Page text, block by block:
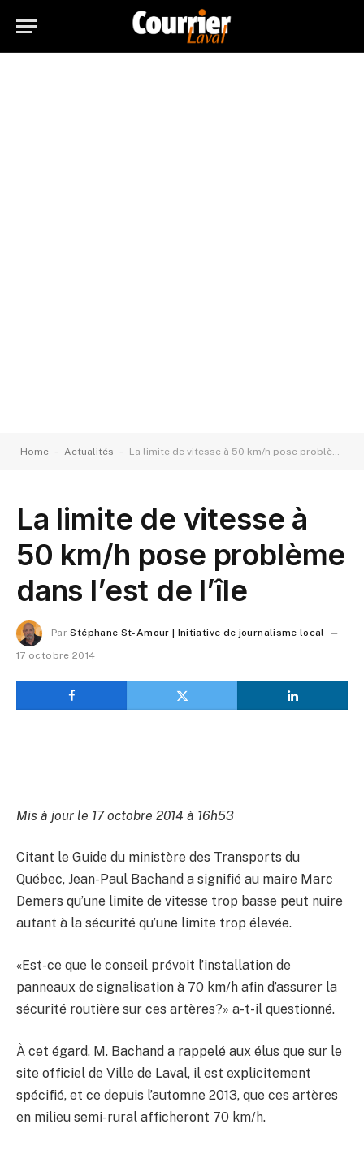
Home - Actualités - La limite de vitesse à 50 km/h pose problème dans l’est de l’île
La limite de vitesse à
50 km/h pose problème
dans l’est de l’île
Par Stéphane St-Amour | Initiative de journalisme local
17 octobre 2014
Mis à jour le 17 octobre 2014 à 16h53
Citant le Guide du ministère des Transports du
Québec, Jean-Paul Bachand a signifié au maire Marc
Demers qu’une limite de vitesse trop basse peut nuire
autant à la sécurité qu’une limite trop élevée.
«Est-ce que le conseil prévoit l’installation de
panneaux de signalisation à 70 km/h afin d’assurer la
sécurité routière sur ces artères?» a-t-il questionné.
À cet égard, M. Bachand a rappelé aux élus que sur le
site officiel de Ville de Laval, il est explicitement
spécifié, et ce depuis l’automne 2013, que ces artères
en milieu semi-rural afficheront 70 km/h.